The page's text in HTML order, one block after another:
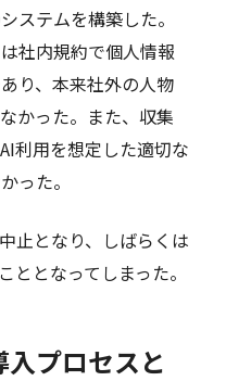
ステムを構築した。
社内規約で個人情報
り、本来社外の人物
かった。また、収集
利用を想定した適切な
った。
止となり、しばらくは
ととなってしまった。
プロセスと